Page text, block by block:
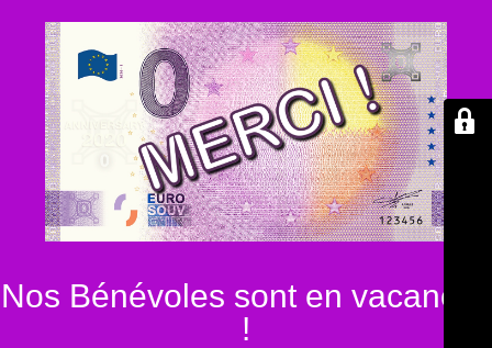
Nos Bénévoles sont en vacances
!